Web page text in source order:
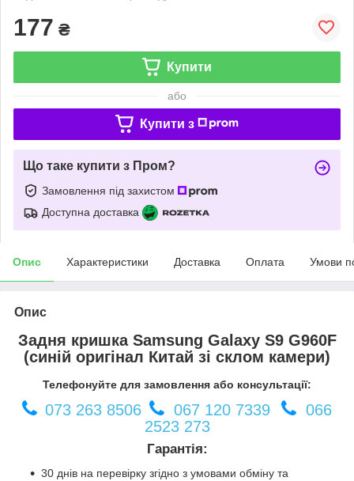
177 ₴
Купити
або
Купити з
Що таке купити з Пром?
Замовлення під захистом
Доступна доставка
Опис Характеристики Доставка Оплата Умови
Опис
Задня кришка Samsung Galaxy S9 G960F
(синій оригінал Китай зі склом камери)
Телефонуйте для замовлення або консультації:
073 263 8506 067 120 7339
066
2523 273
Гарантія:
30 днів на перевірку згідно з умовами обміну та